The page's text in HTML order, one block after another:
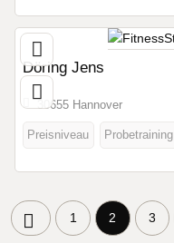
Döring Jens
30655 Hannover
Preisniveau Probetraining
1 2 3